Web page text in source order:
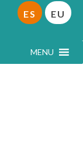
MENU
ES EU